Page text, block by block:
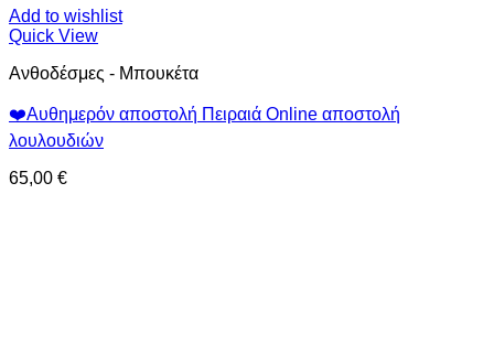
Add to wishlist
Quick View
Ανθοδέσμες - Μπουκέτα
❤️Αυθημερόν αποστολή Πειραιά Online αποστολή
λουλουδιών
65,00 €